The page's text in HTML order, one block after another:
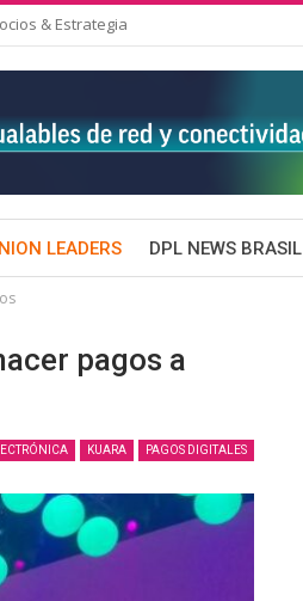
& Estrategia
LEADERS DPL NEWS BRASIL
pagos a
KUARA PAGOS DIGITALES